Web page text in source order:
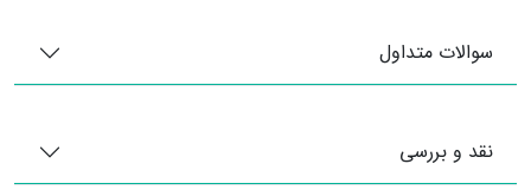
سوالات متداول
نقد و بررسی